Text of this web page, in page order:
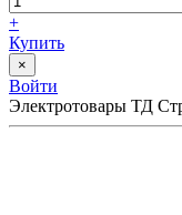
+
Купить
×
Войти
Электротовары ТД